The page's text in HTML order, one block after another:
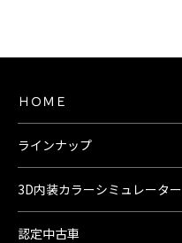
ＨＯＭＥ
ラインナップ
3D内装カラーシミュレーター
認定中古車